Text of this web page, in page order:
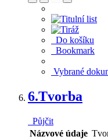
Do košíku
Bookmark
Vybrané
6.Tvorba
Půjčit
Názvové údaje